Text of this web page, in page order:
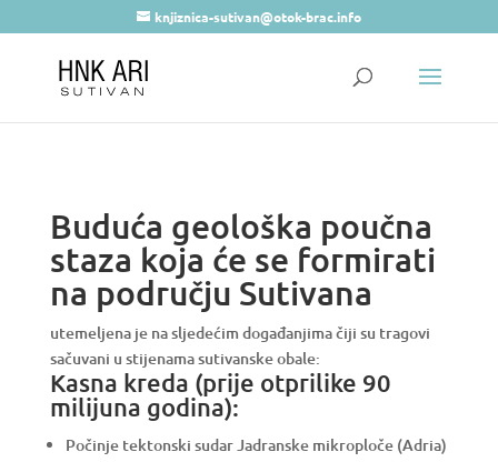
knjiznica-sutivan@otok-brac.info
Buduća geološka poučna
staza koja će se formirati
na području Sutivana
utemeljena je na sljedećim događanjima čiji su tragovi
sačuvani u stijenama sutivanske obale:
Kasna kreda (prije otprilike 90
milijuna godina):
Počinje tektonski sudar Jadranske mikroploče (Adria)